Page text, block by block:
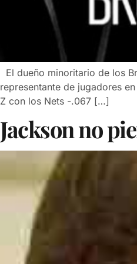
El dueño minoritario de los
representante de jugadores
Z con los Nets -.067 […]
Jackson no